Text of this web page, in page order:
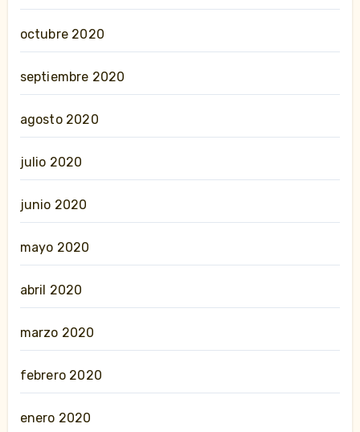
octubre 2020
septiembre 2020
agosto 2020
julio 2020
junio 2020
mayo 2020
abril 2020
marzo 2020
febrero 2020
enero 2020